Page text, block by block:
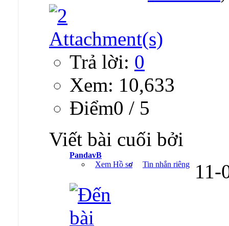
Trả lời: 0
Xem: 10,633
Ðiểm0 / 5
Viết bài cuối bởi
PandavB
Xem Hồ sơ
Tin nhắn riêng 11-